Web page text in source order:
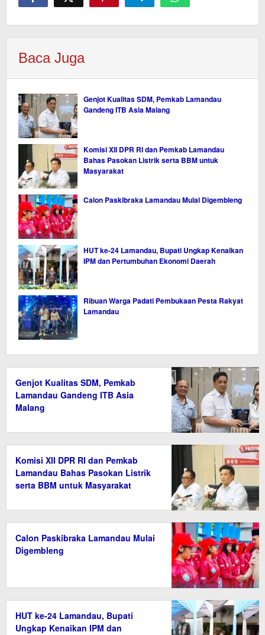
Baca Juga
Genjot Kualitas SDM, Pemkab Lamandau
Gandeng ITB Asia Malang
Komisi XII DPR RI dan Pemkab Lamandau
Bahas Pasokan Listrik serta BBM untuk
Masyarakat
Calon Paskibraka Lamandau Mulai Digembleng
HUT ke-24 Lamandau, Bupati Ungkap Kenaikan
IPM dan Pertumbuhan Ekonomi Daerah
Ribuan Warga Padati Pembukaan Pesta Rakyat
Lamandau
Genjot Kualitas SDM, Pemkab
Lamandau Gandeng ITB Asia
Malang
Komisi XII DPR RI dan Pemkab
Lamandau Bahas Pasokan Listrik
serta BBM untuk Masyarakat
Calon Paskibraka Lamandau Mulai
Digembleng
HUT ke-24 Lamandau, Bupati
Ungkap Kenaikan IPM dan